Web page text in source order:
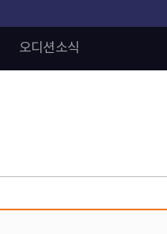
오디션소식